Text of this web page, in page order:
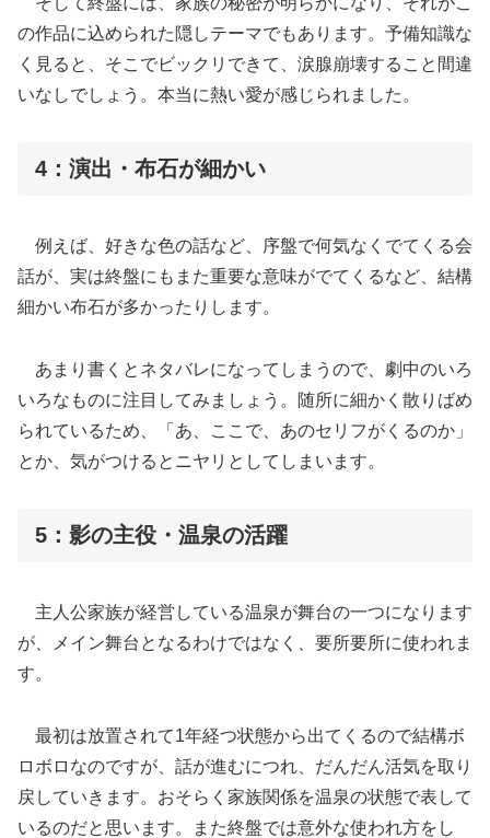
の作品に込められた隠しテーマでもあります。予備知識な
く見ると、そこでビックリできて、涙腺崩壊すること間違
いなしでしょう。本当に熱い愛が感じられました。
4：演出・布石が細かい
例えば、好きな色の話など、序盤で何気なくでてくる会
話が、実は終盤にもまた重要な意味がでてくるなど、結構
細かい布石が多かったりします。
あまり書くとネタバレになってしまうので、劇中のいろ
いろなものに注目してみましょう。随所に細かく散りばめ
られているため、「あ、ここで、あのセリフがくるのか」
とか、気がつけるとニヤリとしてしまいます。
5：影の主役・温泉の活躍
主人公家族が経営している温泉が舞台の一つになります
が、メイン舞台となるわけではなく、要所要所に使われま
す。
最初は放置されて1年経つ状態から出てくるので結構ボ
ロボロなのですが、話が進むにつれ、だんだん活気を取り
戻していきます。おそらく家族関係を温泉の状態で表して
いるのだと思います。また終盤では意外な使われ方をし